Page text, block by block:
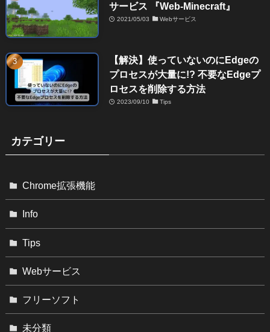
サービス 『Web-Minecraft』
2021/05/03 Webサービス
【解決】使っていないのにEdgeの
プロセスが大量に!? 不要なEdgeプ
ロセスを削除する方法
2023/09/10 Tips
カテゴリー
Chrome拡張機能
Info
Tips
Webサービス
フリーソフト
未分類